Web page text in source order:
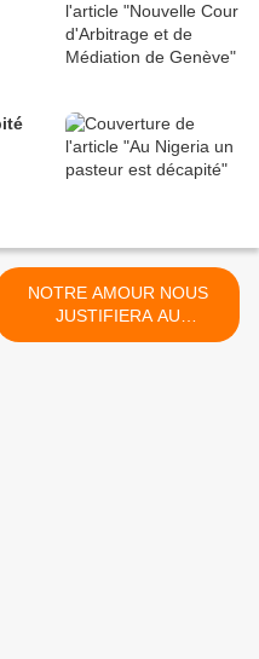
NOTRE AMOUR NOUS
JUSTIFIERA AU
JUGEMENT DERNIER >